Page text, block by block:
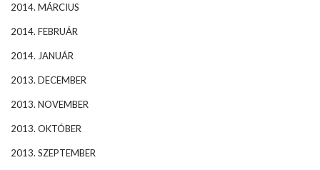
2014. MÁRCIUS
2014. FEBRUÁR
2014. JANUÁR
2013. DECEMBER
2013. NOVEMBER
2013. OKTÓBER
2013. SZEPTEMBER